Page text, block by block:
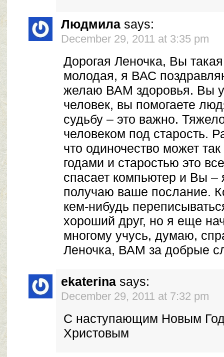
Людмила says:
December 29, 2011 at 3:35 pm
Дорогая Леночка, Вы
молодая, я ВАС
желаю ВАМ здоровья. Вы
человек, вы помогаете
судьбу – это важно.
человеком под старость.
что одиночество может так
годами и старостью это
спасает компьютер и Вы –
получаю ваше послание.
кем-нибудь
хороший друг, но я еще
многому учусь, думаю,
Леночка, ВАМ за добрые
ekaterina says:
December 29, 2011 at 7:32 pm
С наступающим Новым
Христовым